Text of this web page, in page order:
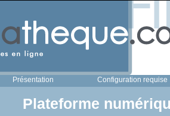
Présentation Configuration requise
Plateforme